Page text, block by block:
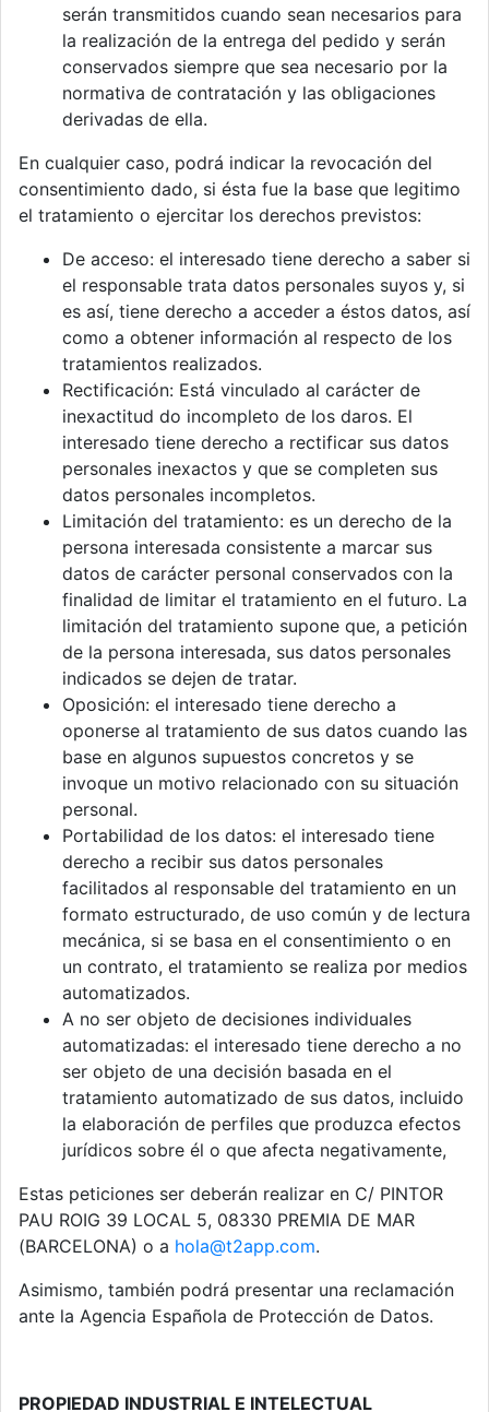
serán transmitidos cuando sean necesarios para
la realización de la entrega del pedido y serán
conservados siempre que sea necesario por la
normativa de contratación y las obligaciones
derivadas de ella.
En cualquier caso, podrá indicar la revocación del
consentimiento dado, si ésta fue la base que legitimo
el tratamiento o ejercitar los derechos previstos:
De acceso: el interesado tiene derecho a saber si
el responsable trata datos personales suyos y, si
es así, tiene derecho a acceder a éstos datos, así
como a obtener información al respecto de los
tratamientos realizados.
Rectificación: Está vinculado al carácter de
inexactitud do incompleto de los daros. El
interesado tiene derecho a rectificar sus datos
personales inexactos y que se completen sus
datos personales incompletos.
Limitación del tratamiento: es un derecho de la
persona interesada consistente a marcar sus
datos de carácter personal conservados con la
finalidad de limitar el tratamiento en el futuro. La
limitación del tratamiento supone que, a petición
de la persona interesada, sus datos personales
indicados se dejen de tratar.
Oposición: el interesado tiene derecho a
oponerse al tratamiento de sus datos cuando las
base en algunos supuestos concretos y se
invoque un motivo relacionado con su situación
personal.
Portabilidad de los datos: el interesado tiene
derecho a recibir sus datos personales
facilitados al responsable del tratamiento en un
formato estructurado, de uso común y de lectura
mecánica, si se basa en el consentimiento o en
un contrato, el tratamiento se realiza por medios
automatizados.
A no ser objeto de decisiones individuales
automatizadas: el interesado tiene derecho a no
ser objeto de una decisión basada en el
tratamiento automatizado de sus datos, incluido
la elaboración de perfiles que produzca efectos
jurídicos sobre él o que afecta negativamente,
Estas peticiones ser deberán realizar en C/ PINTOR
PAU ROIG 39 LOCAL 5, 08330 PREMIA DE MAR
(BARCELONA) o a hola@t2app.com.
Asimismo, también podrá presentar una reclamación
ante la Agencia Española de Protección de Datos.
PROPIEDAD INDUSTRIAL E INTELECTUAL